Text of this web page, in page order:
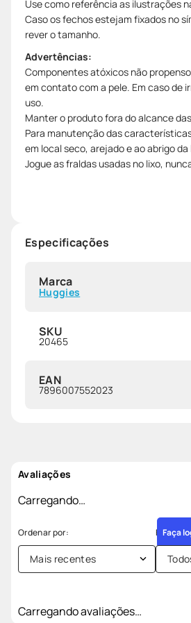
Use como referência as ilustrações
Caso os fechos estejam fixados no
rever o tamanho.
Advertências:
Componentes atóxicos não
em contato com a pele. Em caso de
uso.
Manter o produto fora do alcance
Para manutenção das
em local seco, arejado e ao abrigo
Jogue as fraldas usadas no lixo,
Especificações
Marca
Huggies
SKU
20465
EAN
7896007552023
Avaliações
Carregando…
Faça
Mais recentes
Carregando avaliações…